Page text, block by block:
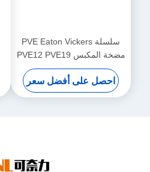
سلسلة PVE Eaton Vickers
مضخة المكبس PVE12 PVE19
PVE21 المضخة الهيدروليكية
قطع الغيار
احصل على أفضل سعر